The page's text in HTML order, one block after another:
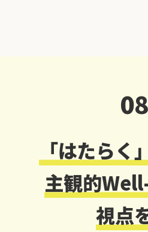
08
「はたらく
主観的
視点